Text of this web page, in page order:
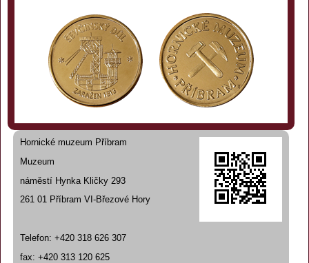
Hornické muzeum Příbram
Muzeum
náměstí Hynka Kličky 293
261 01 Příbram VI-Březové Hory
Telefon: +420 318 626 307
fax: +420 313 120 625